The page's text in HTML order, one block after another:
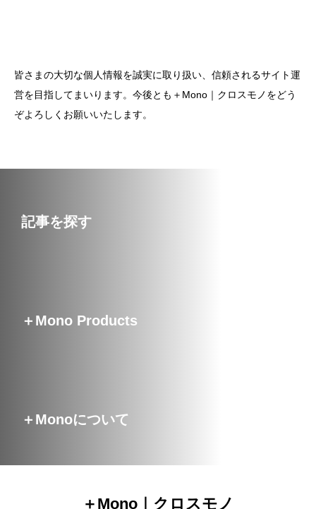
皆さまの大切な個人情報を誠実に取り扱い、信頼されるサイト運
営を目指してまいります。今後とも＋Mono｜クロスモノをどう
ぞよろしくお願いいたします。
記事を探す
＋Mono Products
＋Monoについて
＋Mono｜クロスモノ